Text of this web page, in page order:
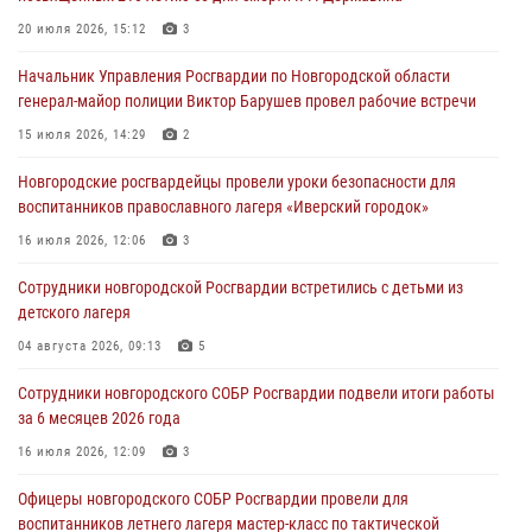
Новгородские росгвардейцы за неделю осуществили 203 выезда на
04 августа 2026, 09:12 1
Радиоэфир программы "Новости дня" на радио "Радио53" от 30
центре подготовки личного состава Росгвардии.
30 июля 2026, 16:00 1
разрешительной работы Росгвардии провели телефонную «горячую
линию»
30 июля 2026, 14:36 1
Новгородские росгвардейцы рассказали о службе детям из летнего
лагеря «Волынь»
30 июля 2026, 08:40 5
20 июля 2026, 15:12 3
Начальник Управления Росгвардии по Новгородской области
генерал-майор полиции Виктор Барушев провел рабочие встречи
15 июля 2026, 14:29 2
Новгородские росгвардейцы провели уроки безопасности для
воспитанников православного лагеря «Иверский городок»
16 июля 2026, 12:06 3
Сотрудники новгородской Росгвардии встретились с детьми из
детского лагеря
04 августа 2026, 09:13 5
Сотрудники новгородского СОБР Росгвардии подвели итоги работы
за 6 месяцев 2026 года
16 июля 2026, 12:09 3
Офицеры новгородского СОБР Росгвардии провели для
воспитанников летнего лагеря мастер-класс по тактической